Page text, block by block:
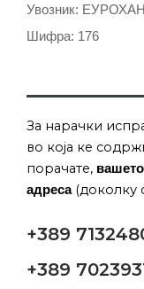
Увозник:
Шифра: 176
За нарачки
во која ке
порачате,
адреса(доколку
+389
+389